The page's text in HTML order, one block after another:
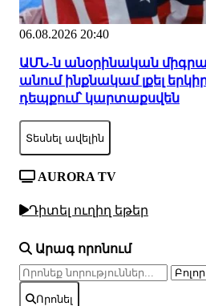
06.08.2026 20:40
ԱՄՆ-ն անօրինական
անում ինքնակամ լքել
դեպքում՝ կարտաքսվեն
Տեսնել ավելին
AURORA TV
Դիտել ուղիղ եթեր
Արագ որոնում
Որոնել